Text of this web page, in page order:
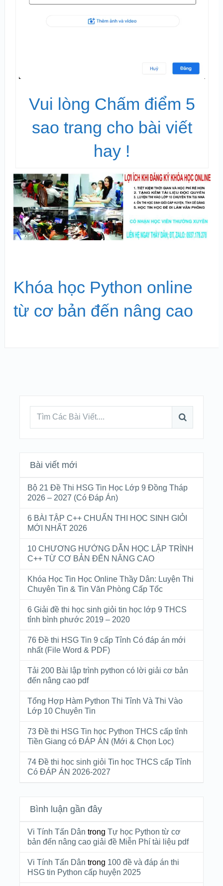
Vui lòng Chấm điểm 5
sao trang cho bài viết
hay !
Khóa học Python online
từ cơ bản đến nâng cao
Bài viết mới
Bộ 21 Đề Thi HSG Tin Học Lớp 9 Đồng Tháp
2026 – 2027 (Có Đáp Án)
6 BÀI TẬP C++ CHUẨN THI HỌC SINH GIỎI
MỚI NHẤT 2026
10 CHƯƠNG HƯỚNG DẪN HỌC LẬP TRÌNH
C++ TỪ CƠ BẢN ĐẾN NÂNG CAO
Khóa Học Tin Học Online Thầy Dân: Luyện Thi
Chuyên Tin & Tin Văn Phòng Cấp Tốc
6 Giải đề thi học sinh giỏi tin học lớp 9 THCS
tỉnh bình phước 2019 – 2020
76 Đề thi HSG Tin 9 cấp Tỉnh Có đáp án mới
nhất (File Word & PDF)
Tải 200 Bài lập trình python có lời giải cơ bản
đến nâng cao pdf
Tổng Hợp Hàm Python Thi Tỉnh Và Thi Vào
Lớp 10 Chuyên Tin
73 Đề thi HSG Tin học Python THCS cấp tỉnh
Tiền Giang có ĐÁP ÁN (Mới & Chọn Lọc)
74 Đề thi học sinh giỏi Tin học THCS cấp Tỉnh
Có ĐÁP ÁN 2026-2027
Bình luận gần đây
Vi Tính Tấn Dân trong Tự học Python từ cơ
bản đến nâng cao giải đề Miễn Phí tài liệu pdf
Vi Tính Tấn Dân trong 100 đề và đáp án thi
HSG tin Python cấp huyện 2025